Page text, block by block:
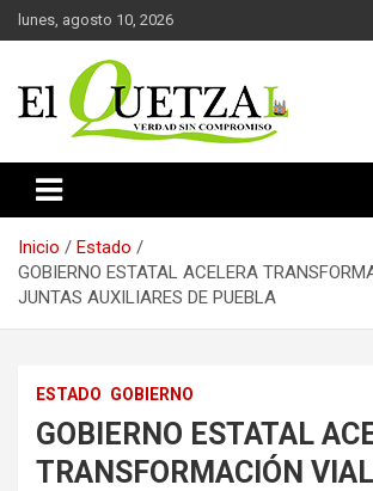
Saltar
al
lunes, agosto 10, 2026
El Quetzal de Cholula
Inicio
Estado
GOBIERNO ESTATAL ACELERA
JUNTAS AUXILIARES DE PUEBLA
ESTADO GOBIERNO
GOBIERNO ESTATAL
TRANSFORMACIÓN